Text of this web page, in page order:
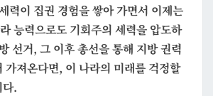
력이 집권 경험을 쌓아 가면서 이제는
능력으로도 기회주의 세력을 압도하
선거, 그 이후 총선을 통해 지방 권력
가져온다면, 이 나라의 미래를 걱정할
.